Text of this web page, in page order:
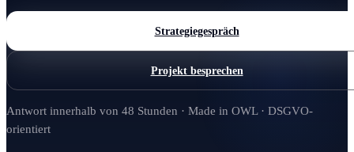
Strategiegespräch
Projekt besprechen
Antwort innerhalb von 48 Stunden · Made in OWL · DSGVO-
orientiert